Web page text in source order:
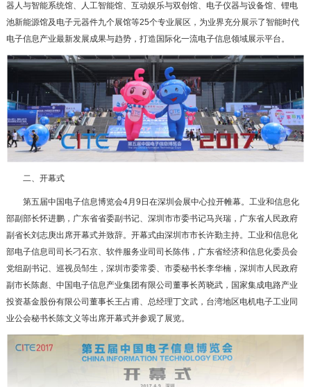
器人与智能系统馆、人工智能馆、互动娱乐与双创馆、电子仪器与设备馆、锂电
池新能源馆及电子元器件九个展馆等25个专业展区，为业界充分展示了智能时代
电子信息产业最新发展成果与趋势，打造国际化一流电子信息领域展示平台。
二、开幕式
第五届中国电子信息博览会4月9日在深圳会展中心拉开帷幕。工业和信息化
部副部长怀进鹏，广东省省委副书记、深圳市市委书记马兴瑞，广东省人民政府
副省长刘志庚出席开幕式并致辞。开幕式由深圳市市长许勤主持。工业和信息化
部电子信息司司长刁石京、软件服务业司司长陈伟，广东省经济和信息化委员会
党组副书记、巡视员邹生，深圳市委常委、市委秘书长李华楠，深圳市人民政府
副市长陈彪、中国电子信息产业集团有限公司董事长芮晓武，国家集成电路产业
投资基金股份有限公司董事长王占甫、总经理丁文武，台湾地区电机电子工业同
业公会秘书长陈文义等出席开幕式并参观了展览。